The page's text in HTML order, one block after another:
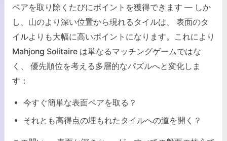
ペアを取り除くたびにポイントを獲得できます — しか
し、山のより深い位置から現れるタイルは、 表面のタ
イルよりも大幅に高いポイントになります。これにより
Mahjong Solitaire は単なるマッチングゲームではな
く、 優先順位を考える多層的なパズルへと変化しま
す：
今すぐ簡単な表面ペアを取る？
それとも高得点の埋もれたタイルへの道を開く？